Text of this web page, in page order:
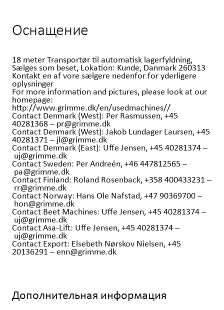
Оснащение
18 meter Transportør til automatisk lagerfyldning,
Sælges som beset, Lokation: Kunde, Danmark 260313
Kontakt en af vore sælgere nedenfor for yderligere
oplysninger
For more information and pictures, please look at our
homepage:
http://www.grimme.dk/en/usedmachines//
Contact Denmark (West): Per Rasmussen, +45
40281368 – pr@grimme.dk
Contact Denmark (West): Jakob Lundager Laursen, +45
40281371 – jl@grimme.dk
Contact Denmark (East): Uffe Jensen, +45 40281374 –
uj@grimme.dk
Contact Sweden: Per Andreén, +46 447812565 –
pa@grimme.dk
Contact Finland: Roland Rosenback, +358 400433231 –
rr@grimme.dk
Contact Norway: Hans Ole Nafstad, +47 90369700 –
hon@grimme.dk
Contact Beet Machines: Uffe Jensen, +45 40281374 –
uj@grimme.dk
Contact Asa-Lift: Uffe Jensen, +45 40281374 –
uj@grimme.dk
Contact Export: Elsebeth Nørskov Nielsen, +45
20136291 – enn@grimme.dk
Дополнительная информация